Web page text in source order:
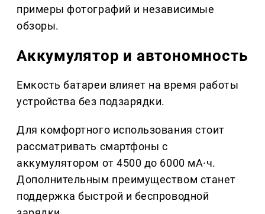
примеры фотографий и независимые
обзоры.
Аккумулятор и автономность
Емкость батареи влияет на время работы
устройства без подзарядки.
Для комфортного использования стоит
рассматривать смартфоны с
аккумулятором от 4500 до 6000 мА·ч.
Дополнительным преимуществом станет
поддержка быстрой и беспроводной